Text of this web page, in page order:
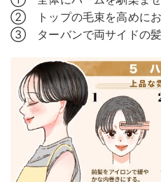
② トップの毛束を高めにお
③ ターバンで両サイドの髪